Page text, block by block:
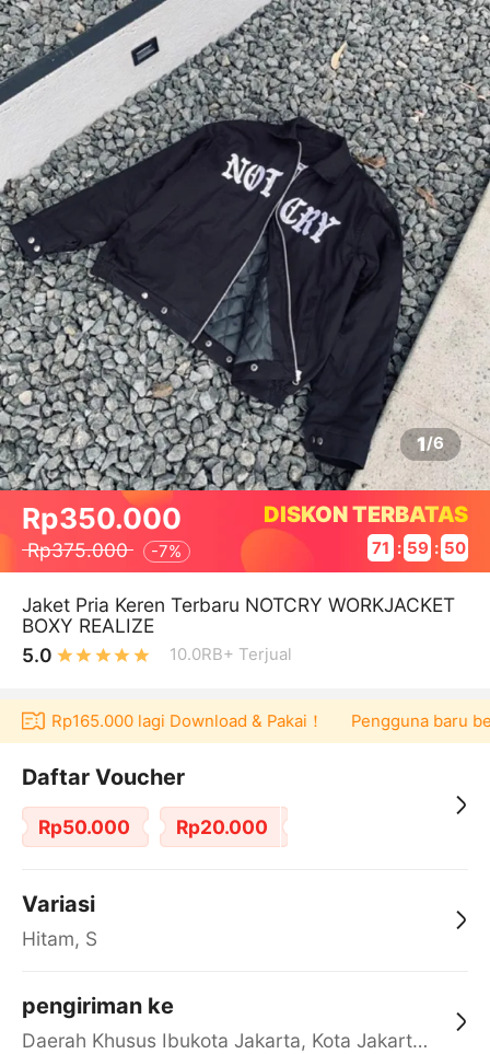
1/6
Rp350.000
Rp375.000 -7%
DISKON TERBATAS
71 : 59 : 49
Jaket Pria Keren Terbaru NOTCRY WORKJACKET
BOXY REALIZE
5.0
10.0RB+ Terjual
Rp165.000 lagi Download & Pakai！ Pengguna baru
Daftar Voucher
Rp50.000 Rp20.000
Variasi
Hitam, S
pengiriman ke
Daerah Khusus Ibukota Jakarta, Kota Jakarta Barat, Cengkareng, yy